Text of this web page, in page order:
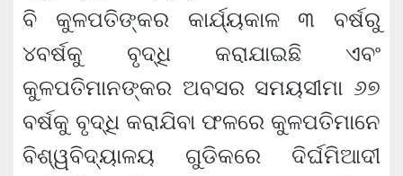
ବି କୁଳପତିଙ୍କର କାର୍ଯ୍ୟକାଳ ୩ ବର୍ଷରୁ
୪ବର୍ଷକୁ ବୃଦ୍ଧି କରାଯାଇଛି ଏବଂ
କୁଳପତିମାନଙ୍କର ଅବସର ସମୟସୀମା ୬୭
ବର୍ଷକୁ ବୃଦ୍ଧି କରାଯିବା ଫଳରେ କୁଳପତିମାନେ
ବିଶ୍ୱବିଦ୍ୟାଳୟ ଗୁଡିକରେ ଦିର୍ଘମିଆଦୀ